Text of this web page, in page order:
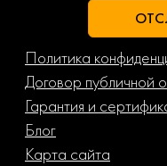
Политика
Договор публичной
Гарантия и
Блог
Карта сайта